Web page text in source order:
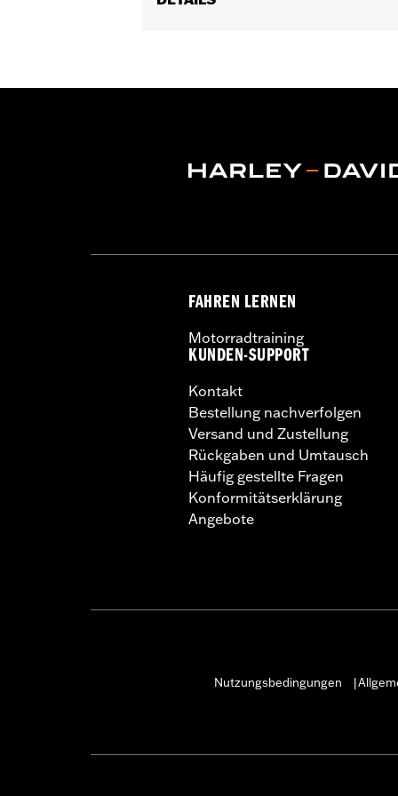
Empfohlene Verwendung:drInnen
WARNUNG:Die Verwendung
H-D® Motorradplanen
H-D® Motorradplanen
FAHREN LERNEN
Motorradtraining
KUNDEN-SUPPORT
Kontakt
Bestellung nachverfolgen
Versand und Zustellung
Rückgaben und Umtausch
Häufig gestellte Fragen
Konformitätserklärung
Angebote
Nutzungsbedingungen